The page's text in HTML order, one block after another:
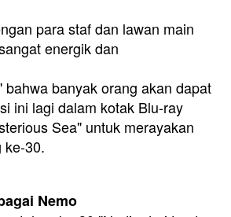
para staf dan lawan main
energik dan
bahwa banyak orang akan dapat
ini lagi dalam kotak Blu-ray
Sea" untuk merayakan
ke-30.
Nemo